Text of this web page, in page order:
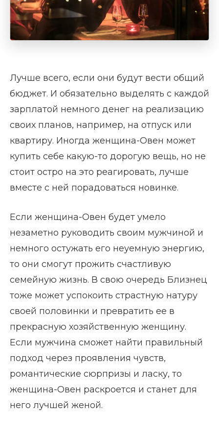
Лучше всего, если они будут вести общий
бюджет. И обязательно выделять с каждой
зарплатой немного денег на реализацию
своих планов, например, на отпуск или
квартиру. Иногда женщина-Овен может
купить себе какую-то дорогую вещь, но не
стоит остро на это реагировать, лучше
вместе с ней порадоваться новинке.
Если женщина-Овен будет умело
незаметно руководить своим мужчиной и
немного остужать его неуемную энергию,
то они смогут прожить счастливую
семейную жизнь. В свою очередь Близнец
тоже может успокоить страстную натуру
своей половинки и превратить ее в
прекрасную хозяйственную женщину.
Если мужчина сможет найти правильный
подход через проявления чувств,
романтические сюрпризы и ласку, то
женщина-Овен раскроется и станет для
него лучшей женой.